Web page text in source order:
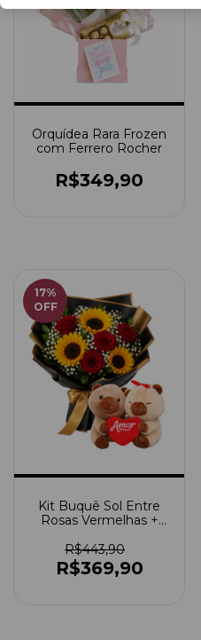
Orquídea Rara Frozen
com Ferrero Rocher
R$349,90
17%
OFF
Kit Buquê Sol Entre
Rosas Vermelhas +
R$443,90
R$369,90